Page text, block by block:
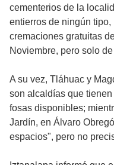
cementerios de la
entierros de ningún
cremaciones gratuitas
Noviembre, pero solo
A su vez, Tláhuac y
son alcaldías que
fosas disponibles;
Jardín, en Álvaro
espacios", pero no